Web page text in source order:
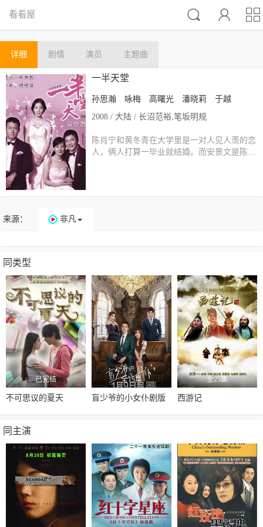



看看屋
详细 剧情 演员 主题曲
一半天堂
孙思瀚 咏梅 高曙光 潘晓莉
于越
2008 / 大陆 / 长沼范裕,笔坂明规
陈肖宁和黄冬青在大学里是一对人见人羡的恋
人，俩人打算一毕业就结婚。而安景文是陈…
来源： 非凡
同类型
已完结
不可思议的夏天
全15集
盲少爷的小女仆剧版
全25集
西游记
同主演